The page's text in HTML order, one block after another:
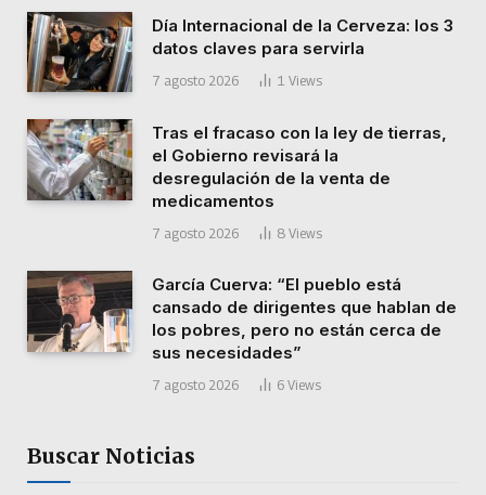
Día Internacional de la Cerveza: los 3
datos claves para servirla
7 agosto 2026 1 Views
Tras el fracaso con la ley de tierras,
el Gobierno revisará la
desregulación de la venta de
medicamentos
7 agosto 2026 8 Views
García Cuerva: “El pueblo está
cansado de dirigentes que hablan de
los pobres, pero no están cerca de
sus necesidades”
7 agosto 2026 6 Views
Buscar Noticias